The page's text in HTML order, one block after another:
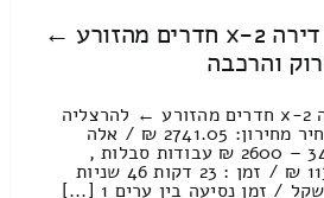
כמה עולה לעבור דירה 2-x חדרים מהזורע ←
והרכבה
כמה עולה לעבור דירה 2-x חדרים מהזורע ← להרצליה
כולל פירוק והרכבה מחיר מחירון: 2741.05 ₪ / אלה
שבטווח המחירים 3400 – 2600 ₪ עבודות סבלות ,
טעינה ופריקה : 1135.19 ₪ / זמן : 23 דקות 46 שניות